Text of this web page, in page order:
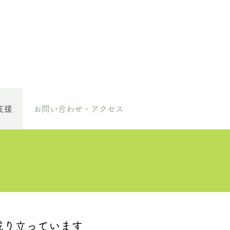
援 お問い合わせ・アクセス
立っています